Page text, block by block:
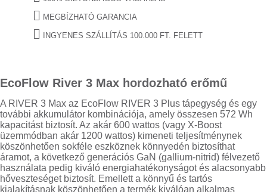
MEGBÍZHATÓ GARANCIA
INGYENES SZÁLLÍTÁS 100.000 FT. FELETT
EcoFlow River 3 Max hordozható erőmű
A RIVER 3 Max az EcoFlow RIVER 3 Plus tápegység és egy
további akkumulátor kombinációja, amely összesen 572 Wh
kapacitást biztosít. Az akár 600 wattos (vagy X-Boost
üzemmódban akár 1200 wattos) kimeneti teljesítménynek
köszönhetően sokféle eszköznek könnyedén biztosíthat
áramot, a következő generációs GaN (gallium-nitrid) félvezető
használata pedig kiváló energiahatékonyságot és alacsonyabb
hőveszteséget biztosít. Emellett a könnyű és tartós
kialakításnak köszönhetően a termék kiválóan alkalmas